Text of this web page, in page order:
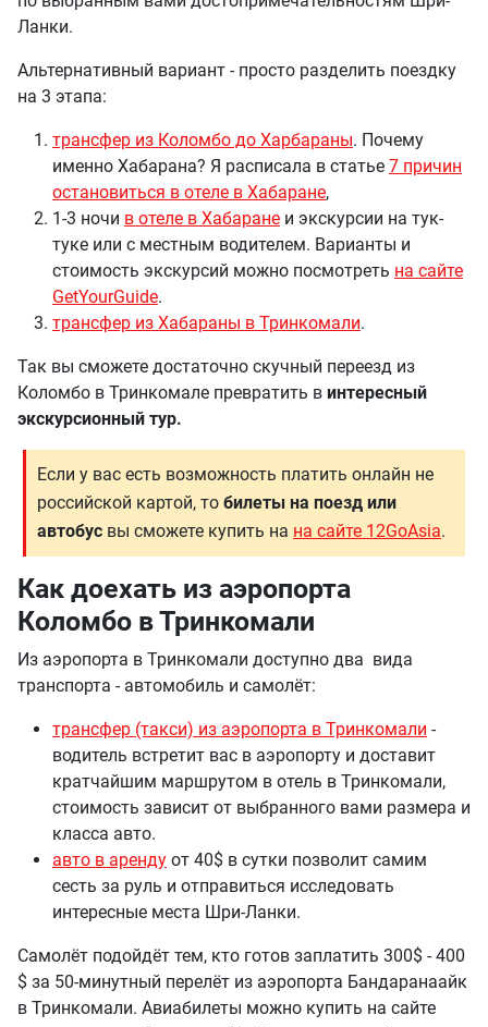
Ланки.
Альтернативный вариант - просто разделить поездку
на 3 этапа:
трансфер из Коломбо до Харбараны. Почему
именно Хабарана? Я расписала в статье 7 причин
остановиться в отеле в Хабаране,
1-3 ночи в отеле в Хабаране и экскурсии на тук-
туке или с местным водителем. Варианты и
стоимость экскурсий можно посмотреть на сайте
GetYourGuide.
трансфер из Хабараны в Тринкомали.
Так вы сможете достаточно скучный переезд из
Коломбо в Тринкомале превратить в интересный
экскурсионный тур.
Если у вас есть возможность платить онлайн не
российской картой, то билеты на поезд или
автобус вы сможете купить на на сайте 12GoAsia.
Как доехать из аэропорта
Коломбо в Тринкомали
Из аэропорта в Тринкомали доступно два вида
транспорта - автомобиль и самолёт:
трансфер (такси) из аэропорта в Тринкомали -
водитель встретит вас в аэропорту и доставит
кратчайшим маршрутом в отель в Тринкомали,
стоимость зависит от выбранного вами размера и
класса авто.
авто в аренду от 40$ в сутки позволит самим
сесть за руль и отправиться исследовать
интересные места Шри-Ланки.
Самолёт подойдёт тем, кто готов заплатить 300$ - 400
$ за 50-минутный перелёт из аэропорта Бандаранаайк
в Тринкомали. Авиабилеты можно купить на сайте